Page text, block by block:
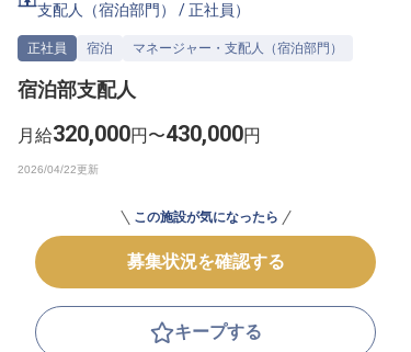
無料 転職サポートに申し込む
採用をお考えの企業様へ
支配人（宿泊部門）
/正社員 ）
正社員 宿泊 マネージャー・支配人（宿泊部門）
宿泊部支配人
月給320,000円〜430,000円
この施設が気になったら
募集状況を確認する
キープする